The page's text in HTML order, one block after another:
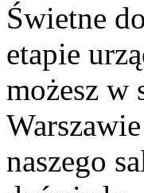
Świetne
etapie
możesz w
naszego